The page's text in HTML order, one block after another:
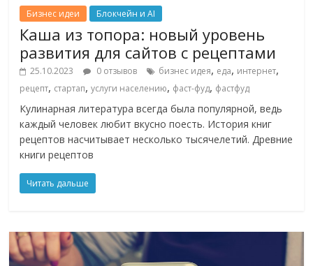
Бизнес идеи Блокчейн и AI
Каша из топора: новый уровень
развития для сайтов с рецептами
25.10.2023 0 отзывов бизнес идея, еда, интернет,
рецепт, стартап,услуги населению, фаст-фуд, фастфуд
Кулинарная литература всегда была популярной, ведь
каждый человек любит вкусно поесть. История книг
рецептов насчитывает несколько тысячелетий. Древние
книги рецептов
Читать дальше